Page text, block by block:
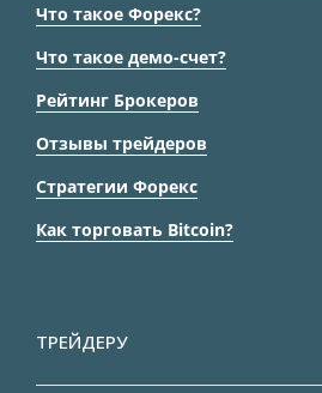
Что такое Форекс?
Что такое демо-счет?
Рейтинг Брокеров
Отзывы трейдеров
Стратегии Форекс
Как торговать Bitcoin?
ТРЕЙДЕРУ